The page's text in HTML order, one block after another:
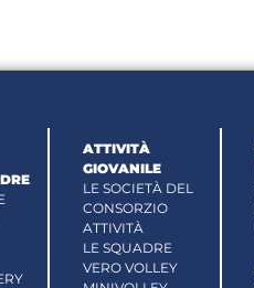
ATTIVITÀ
GIOVANILE
LE SOCIETÀ DEL
CONSORZIO
ATTIVITÀ
LE SQUADRE
VERO VOLLEY